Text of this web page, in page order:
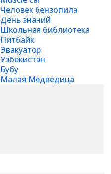
Человек бензопила
День знаний
Школьная библиотека
Питбайк
Эвакуатор
Узбекистан
Бубу
Малая Медведица